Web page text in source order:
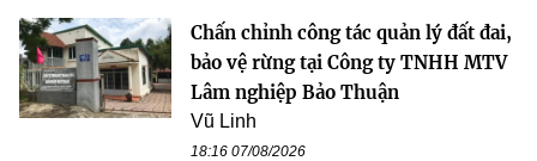
Chấn chỉnh công tác quản lý đất đai,
bảo vệ rừng tại Công ty TNHH MTV
Lâm nghiệp Bảo Thuận
Vũ Linh
18:16 07/08/2026